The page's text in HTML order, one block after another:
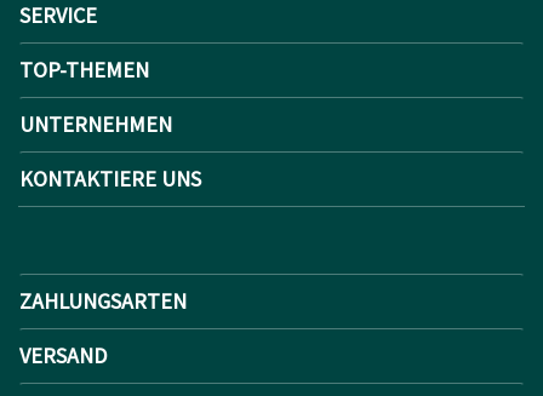
SERVICE
TOP-THEMEN
UNTERNEHMEN
KONTAKTIERE UNS
ZAHLUNGSARTEN
VERSAND